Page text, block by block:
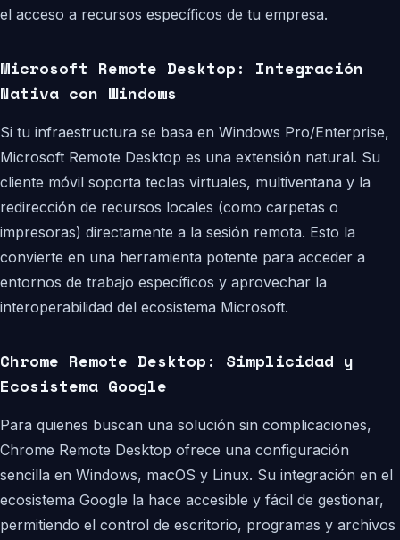
el acceso a recursos específicos de tu empresa.
Microsoft Remote Desktop: Integración
Nativa con Windows
Si tu infraestructura se basa en Windows Pro/Enterprise,
Microsoft Remote Desktop es una extensión natural. Su
cliente móvil soporta teclas virtuales, multiventana y la
redirección de recursos locales (como carpetas o
impresoras) directamente a la sesión remota. Esto la
convierte en una herramienta potente para acceder a
entornos de trabajo específicos y aprovechar la
interoperabilidad del ecosistema Microsoft.
Chrome Remote Desktop: Simplicidad y
Ecosistema Google
Para quienes buscan una solución sin complicaciones,
Chrome Remote Desktop ofrece una configuración
sencilla en Windows, macOS y Linux. Su integración en el
ecosistema Google la hace accesible y fácil de gestionar,
permitiendo el control de escritorio, programas y archivos